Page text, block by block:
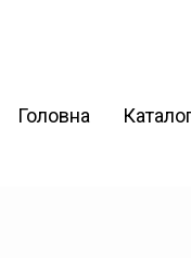
Головна